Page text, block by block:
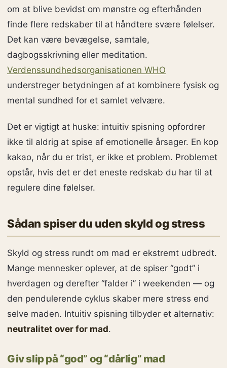
om at blive bevidst om mønstre og efterhånden
finde flere redskaber til at håndtere svære følelser.
Det kan være bevægelse, samtale,
dagbogsskrivning eller meditation.
Verdenssundhedsorganisationen WHO
understreger betydningen af at kombinere fysisk og
mental sundhed for et samlet velvære.
Det er vigtigt at huske: intuitiv spisning opfordrer
ikke til aldrig at spise af emotionelle årsager. En kop
kakao, når du er trist, er ikke et problem. Problemet
opstår, hvis det er det eneste redskab du har til at
regulere dine følelser.
Sådan spiser du uden skyld og stress
Skyld og stress rundt om mad er ekstremt udbredt.
Mange mennesker oplever, at de spiser “godt” i
hverdagen og derefter “falder i” i weekenden — og
den pendulerende cyklus skaber mere stress end
selve maden. Intuitiv spisning tilbyder et alternativ:
neutralitet over for mad.
Giv slip på “god” og “dårlig” mad